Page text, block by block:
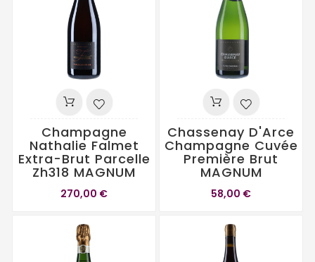
Champagne
Nathalie Falmet
Extra-Brut Parcelle
Zh318 MAGNUM
270,00 €
Chassenay D'Arce
Champagne Cuvée
Première Brut
MAGNUM
58,00 €